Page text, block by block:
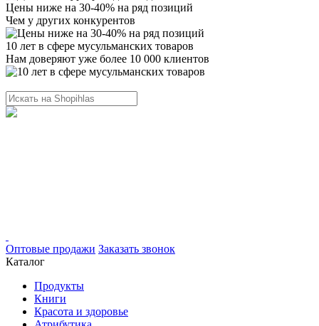
Цены ниже на 30-40% на ряд позиций
Чем у других конкурентов
10 лет в сфере мусульманских товаров
Нам доверяют уже более 10 000 клиентов
Оптовые продажи Заказать звонок
Каталог
Продукты
Книги
Красота и здоровье